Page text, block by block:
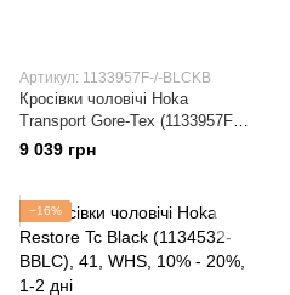
Артикул: 1133957F-/-BLCKB
Кросівки чоловічі Hoka
Transport Gore-Tex (1133957F-/-
BLCKB)
9 039 грн
−16%